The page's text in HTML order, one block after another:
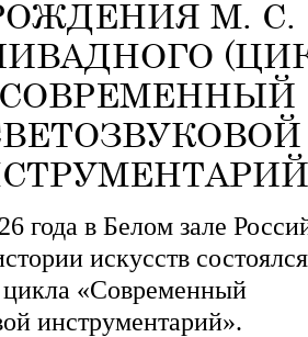
М. С.
года в Белом зале
искусств состоялся
цикла «Современный
инструментарий».